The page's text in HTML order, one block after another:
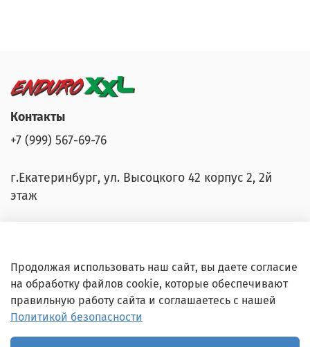
Карта сайта
Документы
Контакты
+7 (999) 567-69-76
г.Екатеринбург, ул. ​Высоцкого 42 корпус 2, 2й
этаж
Продолжая использовать наш сайт, вы даете согласие
на обработку файлов cookie, которые обеспечивают
правильную работу сайта и соглашаетесь с нашей
Политикой безопасности